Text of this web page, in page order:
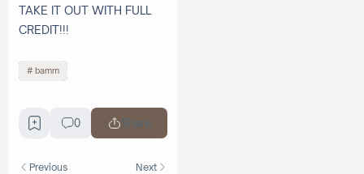
TAKE IT OUT WITH FULL
CREDIT!!!
bamm
0 Share
Previous Next